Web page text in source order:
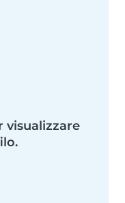
visualizzare